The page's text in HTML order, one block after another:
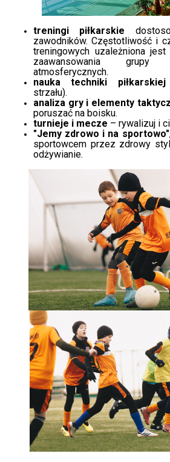
treningi piłkarskie
zawodników. Częstotliwość i
treningowych uzależniona
zaawansowania
atmosferycznych.
nauka techniki piłkarskiej
strzału).
analiza gry i elementy
poruszać na boisku.
turnieje i mecze – rywalizuj i
"Jemy zdrowo i na sportowo"
sportowcem przez zdrowy
odżywianie.